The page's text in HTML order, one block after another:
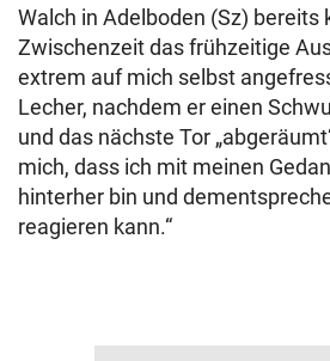
Walch in Adelboden (Sz) bereits
Zwischenzeit das frühzeitige
extrem auf mich selbst
Lecher, nachdem er einen
und das nächste Tor
mich, dass ich mit meinen
hinterher bin und
reagieren kann.“